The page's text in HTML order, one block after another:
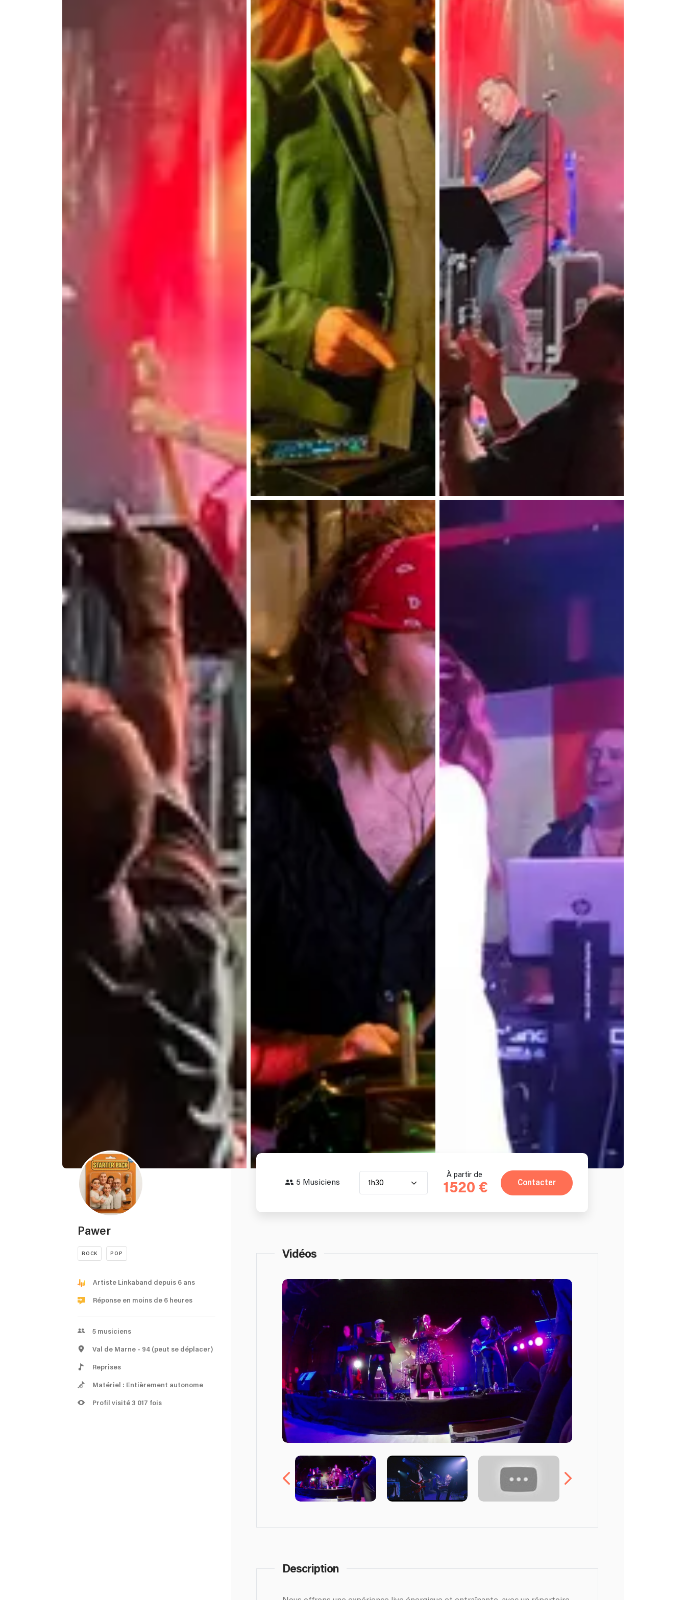
Pawer
ROCK POP
Artiste Linkaband depuis 6 ans
Réponse en moins de 6 heures
5 musiciens
Val de Marne - 94 (peut se déplacer)
Reprises
Matériel : Entièrement autonome
Profil visité 3 017 fois
5 Musiciens 1h30
À partir de
1520 € Contacter
Vidéos
Description